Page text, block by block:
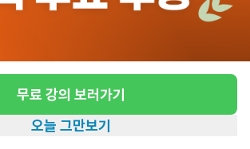
주5일근무
후) 7시 00분, 주 5일 근무
무료 강의 보러가기
오늘 그만보기